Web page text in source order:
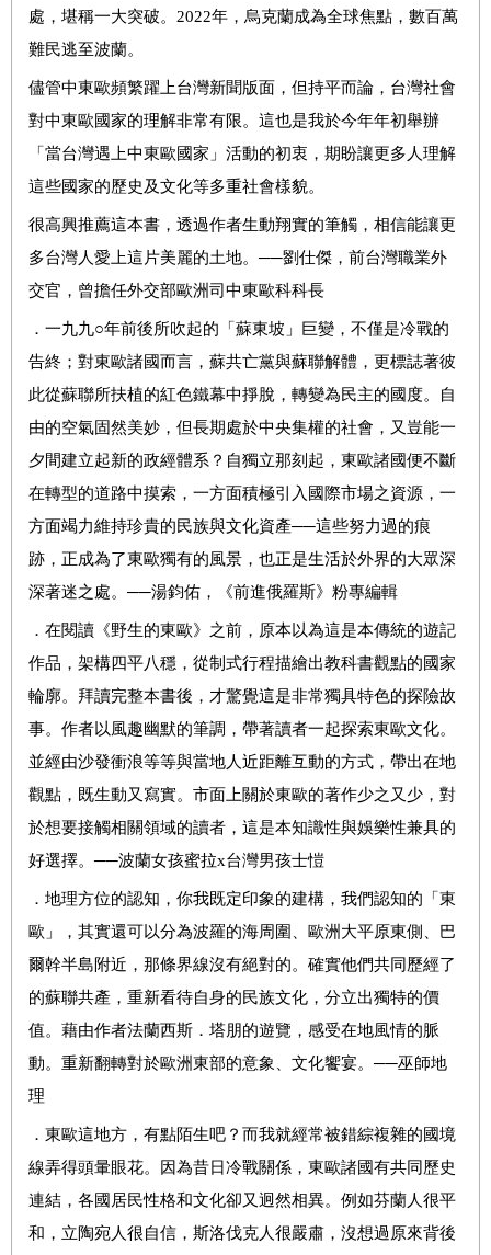
處，堪稱一大突破。 2022年，烏克蘭成為全球焦點，數百萬
難民逃至波蘭。
儘管中東歐頻繁躍上台灣新聞版面，但持平而論，台灣社會
對中東歐國家的理解非常有限。這也是我於今年年初舉辦
「當台灣遇上中東歐國家」活動的初衷，期盼讓更多人理解
這些國家的歷史及文化等多重社會樣貌。
很高興推薦這本書，透過作者生動翔實的筆觸，相信能讓更
多台灣人愛上這片美麗的土地。 ──劉仕傑，前台灣職業外
交官，曾擔任外交部歐洲司中東歐科科長
． 一九九○年前後所吹起的「蘇東坡」巨變，不僅是冷戰的
告終；對東歐諸國而言，蘇共亡黨與蘇聯解體，更標誌著彼
此從蘇聯所扶植的紅色鐵幕中掙脫，轉變為民主的國度。自
由的空氣固然美妙，但長期處於中央集權的社會，又豈能一
夕間建立起新的政經體系？自獨立那刻起，東歐諸國便不斷
在轉型的道路中摸索，一方面積極引入國際市場之資源，一
方面竭力維持珍貴的民族與文化資產──這些努力過的痕
跡，正成為了東歐獨有的風景，也正是生活於外界的大眾深
深著迷之處。 ──湯鈞佑，《前進俄羅斯》粉專編輯
． 在閱讀《野生的東歐》之前，原本以為這是本傳統的遊記
作品，架構四平八穩，從制式行程描繪出教科書觀點的國家
輪廓。拜讀完整本書後，才驚覺這是非常獨具特色的探險故
事。作者以風趣幽默的筆調，帶著讀者一起探索東歐文化。
並經由沙發衝浪等等與當地人近距離互動的方式，帶出在地
觀點，既生動又寫實。市面上關於東歐的著作少之又少，對
於想要接觸相關領域的讀者，這是本知識性與娛樂性兼具的
好選擇。 ──波蘭女孩蜜拉x台灣男孩士愷
． 地理方位的認知，你我既定印象的建構，我們認知的「東
歐」，其實還可以分為波羅的海周圍、歐洲大平原東側、巴
爾幹半島附近，那條界線沒有絕對的。確實他們共同歷經了
的蘇聯共產，重新看待自身的民族文化，分立出獨特的價
值。藉由作者法蘭西斯．塔朋的遊覽，感受在地風情的脈
動。重新翻轉對於歐洲東部的意象、文化饗宴。 ──巫師地
理
． 東歐這地方，有點陌生吧？而我就經常被錯綜複雜的國境
線弄得頭暈眼花。因為昔日冷戰關係，東歐諸國有共同歷史
連結，各國居民性格和文化卻又迥然相異。例如芬蘭人很平
和，立陶宛人很自信，斯洛伐克人很嚴肅，沒想過原來背後